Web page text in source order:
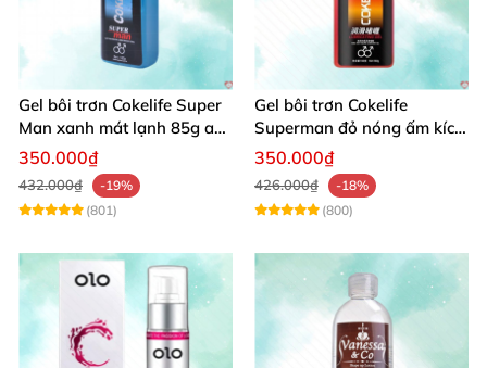
Gel bôi trơn Cokelife Super
Man xanh mát lạnh 85g an
toàn êm dịu
350.000₫
432.000₫
-19%
(801)
Gel bôi trơn Cokelife
Superman đỏ nóng ấm kích
thích hưng phấn
350.000₫
426.000₫
-18%
(800)